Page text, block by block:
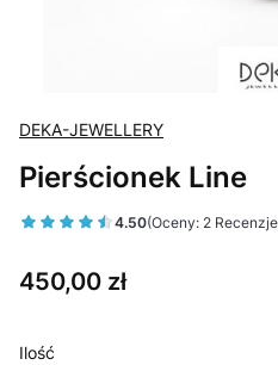
DEKA-JEWELLERY
Pierścionek Line
4.50(Oceny: 2
Cena
450,00 zł
Ilość